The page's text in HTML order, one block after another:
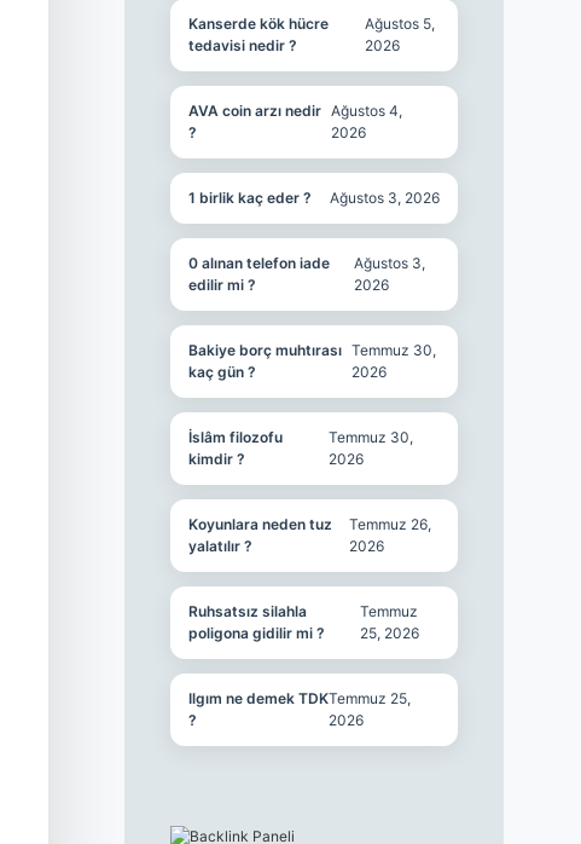
Kanserde kök hücre
tedavisi nedir ?
Ağustos 5,
2026
AVA coin arzı nedir
?
Ağustos 4,
2026
1 birlik kaç eder ? Ağustos 3, 2026
0 alınan telefon iade
edilir mi ?
Ağustos 3,
2026
Bakiye borç muhtırası
kaç gün ?
Temmuz 30,
2026
İslâm filozofu
kimdir ?
Temmuz 30,
2026
Koyunlara neden tuz
yalatılır ?
Temmuz 26,
2026
Ruhsatsız silahla
poligona gidilir mi ?
Temmuz
25, 2026
Ilgım ne demek TDK
?
Temmuz 25,
2026